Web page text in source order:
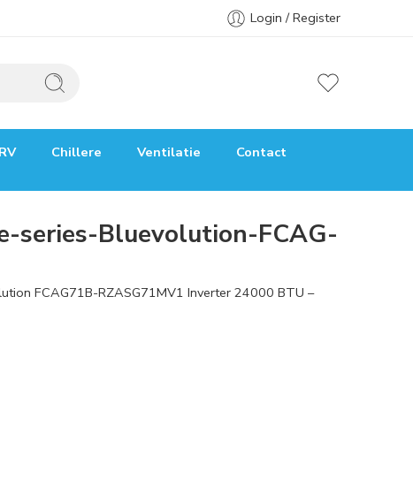
Login / Register
Chillere Ventilatie Contact
series-Bluevolution-FCAG-
FCAG71B-RZASG71MV1 Inverter 24000 BTU –